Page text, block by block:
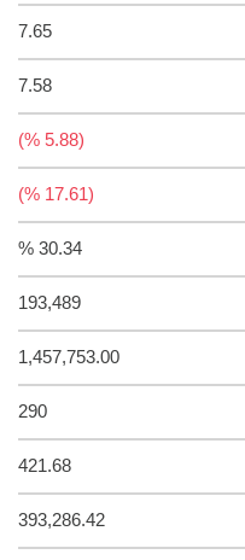
7.65
7.58
(5.88 %)
(17.61 %)
30.34 %
193,489
1,457,753.00
290
421.68
393,286.42